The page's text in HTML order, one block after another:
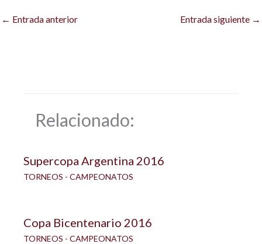
← Entrada anterior Entrada siguiente →
Relacionado:
Supercopa Argentina 2016
TORNEOS - CAMPEONATOS
Copa Bicentenario 2016
TORNEOS - CAMPEONATOS